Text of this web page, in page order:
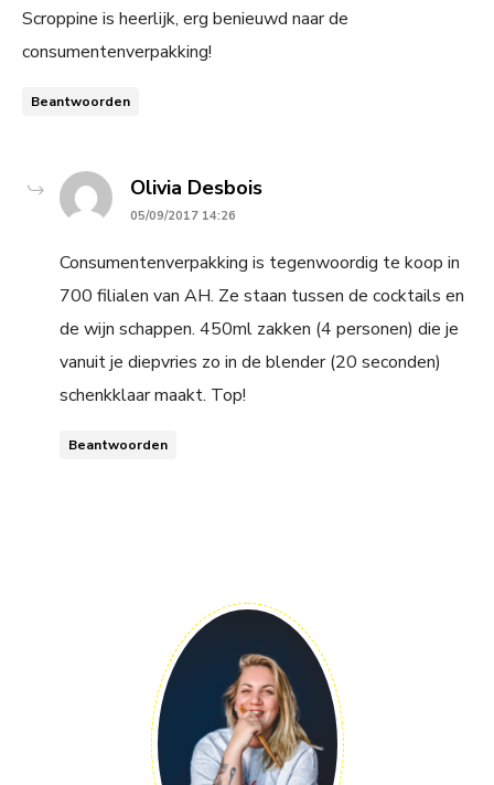
Scroppine is heerlijk, erg benieuwd naar de
consumentenverpakking!
Beantwoorden
Olivia Desboissays:
05/09/2017 14:26
Consumentenverpakking is tegenwoordig te koop in
700 filialen van AH. Ze staan tussen de cocktails en
de wijn schappen. 450ml zakken (4 personen) die je
vanuit je diepvries zo in de blender (20 seconden)
schenkklaar maakt. Top!
Beantwoorden